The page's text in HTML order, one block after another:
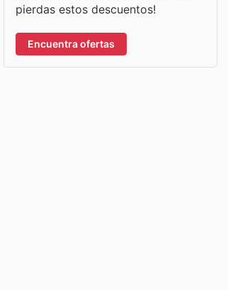
pierdas estos descuentos!
Encuentra ofertas